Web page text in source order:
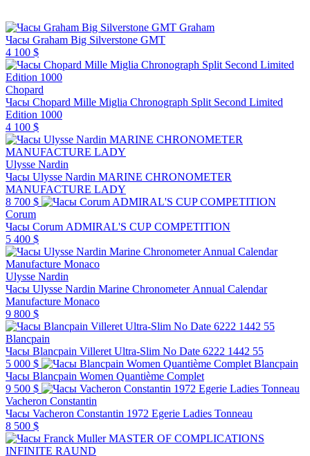
Graham
Часы Graham Big Silverstone GMT
4 100 $
Chopard
Часы Chopard Mille Miglia Chronograph Split Second Limited
Edition 1000
4 100 $
Ulysse Nardin
Часы Ulysse Nardin MARINE CHRONOMETER
MANUFACTURE LADY
8 700 $
Corum
Часы Corum ADMIRAL'S CUP COMPETITION
5 400 $
Ulysse Nardin
Часы Ulysse Nardin Marine Chronometer Annual Calendar
Manufacture Monaco
9 800 $
Blancpain
Часы Blancpain Villeret Ultra-Slim No Date 6222 1442 55
5 000 $
Blancpain
Часы Blancpain Women Quantième Complet
9 500 $
Vacheron Constantin
Часы Vacheron Constantin 1972 Egerie Ladies Tonneau
8 500 $